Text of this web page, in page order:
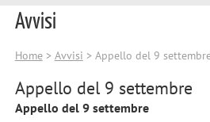
Avvisi
Home> Avvisi > Appello del 9
Appello del 9 settembre
Appello del 9 settembre